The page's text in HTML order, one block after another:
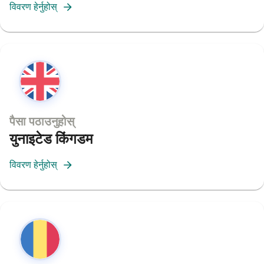
विवरण हेर्नुहोस्
पैसा पठाउनुहोस्
युनाइटेड किंगडम
विवरण हेर्नुहोस्